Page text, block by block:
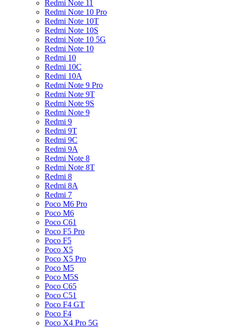
Redmi Note 11
Redmi Note 10 Pro
Redmi Note 10T
Redmi Note 10S
Redmi Note 10 5G
Redmi Note 10
Redmi 10
Redmi 10C
Redmi 10A
Redmi Note 9 Pro
Redmi Note 9T
Redmi Note 9S
Redmi Note 9
Redmi 9
Redmi 9T
Redmi 9C
Redmi 9A
Redmi Note 8
Redmi Note 8T
Redmi 8
Redmi 8A
Redmi 7
Poco M6 Pro
Poco M6
Poco C61
Poco F5 Pro
Poco F5
Poco X5
Poco X5 Pro
Poco M5
Poco M5S
Poco C65
Poco C51
Poco F4 GT
Poco F4
Poco X4 Pro 5G